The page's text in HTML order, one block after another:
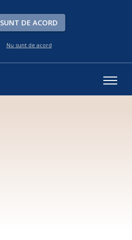
SUNT DE ACORD
Nu sunt de acord